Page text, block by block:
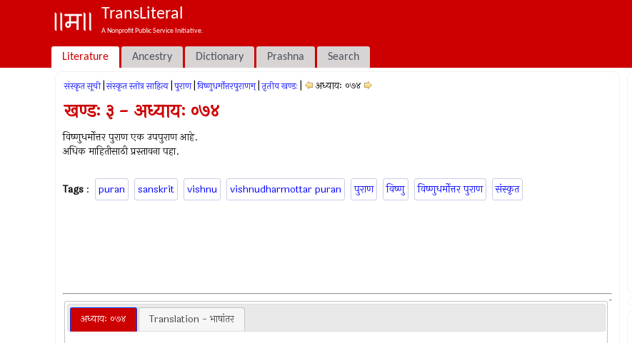
TransLiteral
A Nonprofit Public Service Initiative.
Literature Ancestry Dictionary Prashna Search
संस्कृत सूची संस्कृत स्तोत्र साहित्य पुराण विष्णुधर्मोत्तरपुराणम् तृतीय खण्डः अध्यायः ०७४
खण्डः ३ - अध्यायः ०७४
विष्णुधर्मोत्तर पुराण एक उपपुराण आहे.
अधिक माहितीसाठी प्रस्तावना पहा.
Tags : puran sanskrit vishnu vishnudharmottar puran पुराण विष्णु विष्णुधर्मोत्तर पुराण संस्कृत
अध्यायः ०७४ Translation - भाषांतर